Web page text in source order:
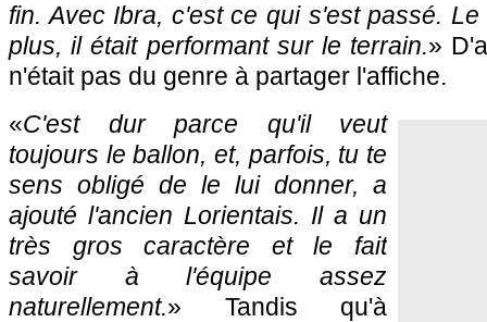
fin. Avec Ibra, c'est ce qui s'est passé.
plus, il était performant sur le terrain.»
n'était pas du genre à partager l'affiche.
«C'est dur parce qu'il veut
toujours le ballon, et, parfois, tu te
sens obligé de le lui donner, a
ajouté l'ancien Lorientais. Il a un
très gros caractère et le fait
savoir à l'équipe assez
naturellement.» Tandis qu'à